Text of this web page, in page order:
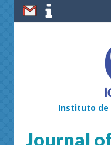
Instituto de
Journal